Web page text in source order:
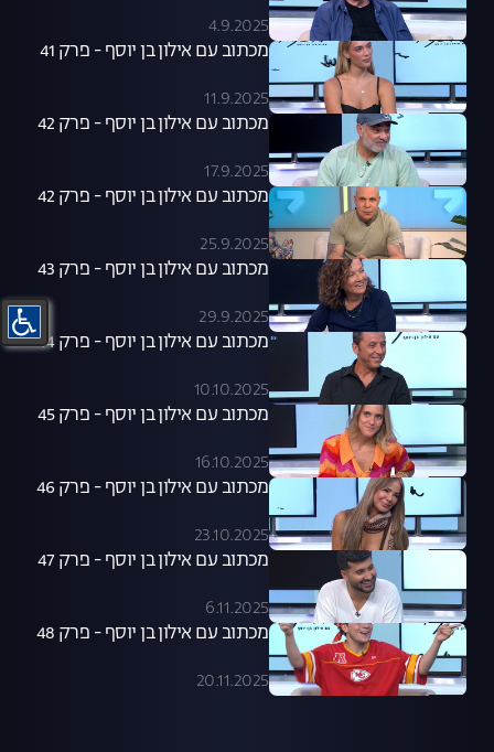
4.9.2025
מכתוב עם אילון בן יוסף - פרק 41
11.9.2025
מכתוב עם אילון בן יוסף - פרק 42
17.9.2025
מכתוב עם אילון בן יוסף - פרק 42
25.9.2025
מכתוב עם אילון בן יוסף - פרק 43
29.9.2025
מכתוב עם אילון בן יוסף - פרק 44
10.10.2025
מכתוב עם אילון בן יוסף - פרק 45
16.10.2025
מכתוב עם אילון בן יוסף - פרק 46
23.10.2025
מכתוב עם אילון בן יוסף - פרק 47
6.11.2025
מכתוב עם אילון בן יוסף - פרק 48
20.11.2025